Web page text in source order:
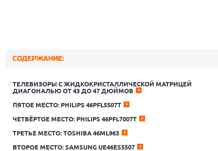
СОДЕРЖАНИЕ:
ТЕЛЕВИЗОРЫ С ЖИДКОКРИСТАЛЛИЧЕСКОЙ МАТРИЦЕЙ
ДИАГОНАЛЬЮ ОТ 43 ДО 47 ДЮЙМОВ
ПЯТОЕ МЕСТО: PHILIPS 46PFL5507T
ЧЕТВЁРТОЕ МЕСТО: PHILIPS 46PFL7007T
ТРЕТЬЕ МЕСТО: TOSHIBA 46ML963
ВТОРОЕ МЕСТО: SAMSUNG UE46ES5507